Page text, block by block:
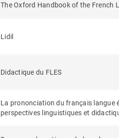
The Oxford Handbook of the French
Lidil
Didactique du FLES
La prononciation du français langue
perspectives linguistiques et